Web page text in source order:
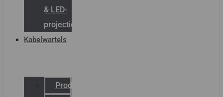
& LED-
projectie
Kabelwartels
Productcatalogus